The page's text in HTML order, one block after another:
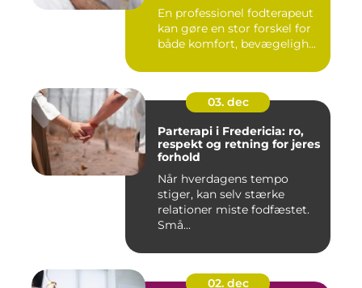
En professionel fodterapeut
kan gøre en stor forskel for
både komfort, bevægeligh...
03. dec
Parterapi i Fredericia: ro,
respekt og retning for jeres
forhold
Når hverdagens tempo
stiger, kan selv stærke
relationer miste fodfæstet.
Små...
02. dec